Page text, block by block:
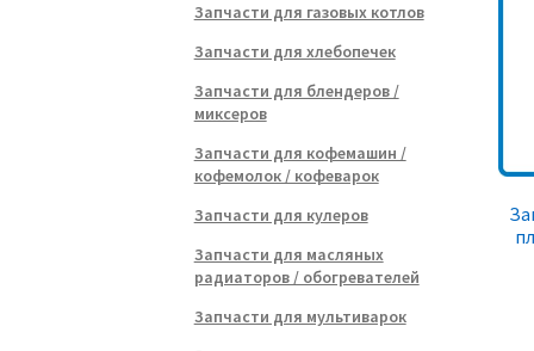
Запчасти для газовых котлов
Запчасти для хлебопечек
Запчасти для блендеров /
миксеров
Запчасти для кофемашин /
кофемолок / кофеварок
Запчасти для кулеров
Запчасти для масляных
радиаторов / обогревателей
Запчасти для мультиварок